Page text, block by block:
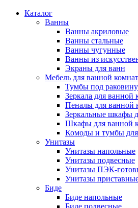
Каталог
Ванны
Ванны акриловые
Ванны стальные
Ванны чугунные
Ванны из
Экраны для ванн
Мебель для ванной
Тумбы под
Зеркала для ванной
Пеналы для ванной
Зеркальные шкафы
Шкафы для ванной
Комоды и тумбы
Унитазы
Унитазы напольные
Унитазы подвесные
Унитазы ПЭК-
Унитазы
Биде
Биде напольные
Биде подвесные